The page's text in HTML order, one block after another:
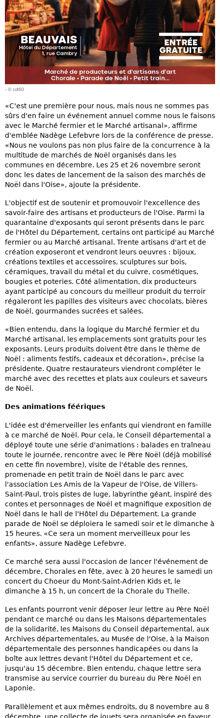
- © cd60
«C'est une première pour nous, mais nous ne sommes pas
sûrs d'en faire un événement annuel comme nous le faisons
avec le Marché fermier et le Marché artisanal», affirme
d'emblée Nadège Lefebvre lors de la conférence de presse.
«Nous ne voulons pas non plus faire de la concurrence à la
multitude de marchés de Noël organisés dans les
communes en décembre. Les 25 et 26 novembre seront
donc les dates de lancement de la saison des marchés de
Noël dans l'Oise», ajoute la présidente.
L'objectif est de soutenir et promouvoir l'excellence des
savoir-faire des artisans et producteurs de l'Oise. Parmi la
quarantaine d'exposants qui seront présents dans le parc
de l'Hôtel du Département, certains ont participé au Marché
fermier ou au Marché artisanal. Trente artisans d'art et de
création exposeront et vendront leurs oeuvres : bijoux,
créations textiles et accessoires, sculptures sur bois,
céramiques, travail du métal et du cuivre, cosmétiques,
bougies et poteries. Côté alimentation, dix producteurs
ayant participé au concours du meilleur produit du terroir
régaleront les papilles des visiteurs avec chocolats, bières
de Noël, gourmandes sucrées et salées.
«Bien entendu, dans la logique du Marché fermier et du
Marché artisanal, les emplacements sont gratuits pour les
exposants. Leurs produits doivent être dans le thème de
Noël : aliments festifs, cadeaux et décoration», précise la
présidente. Quatre restaurateurs viendront compléter le
marché avec des recettes et plats aux couleurs et saveurs
de Noël.
Des animations féériques
L'idée est d'émerveiller les enfants qui viendront en famille
à ce marché de Noël. Pour cela, le Conseil départemental a
déployé toute une série d'animations : balades en traîneau
toute le journée, rencontre avec le Père Noël (déjà mobilisé
en cette fin novembre), visite de l'étable des rennes,
promenade en petit train de Noël dans le parc avec
l'association Les Amis de la Vapeur de l'Oise, de Villers-
Saint-Paul, trois pistes de luge, labyrinthe géant, inspiré des
contes et personnages de Noël et magnifique exposition de
Noël dans le hall de l'Hôtel du Département. La grande
parade de Noël se déploiera le samedi soir et le dimanche à
15 heures. «Ce sera un moment merveilleux pour les
enfants», assure Nadège Lefebvre.
Ce marché sera aussi l'occasion de lancer l'événement de
décembre, Chorales en fête, avec à 20 heures le samedi un
concert du Choeur du Mont-Saint-Adrien Kids et, le
dimanche à 15 h, un concert de la Chorale du Thelle.
Les enfants pourront venir déposer leur lettre au Père Noël
pendant ce marché ou dans les Maisons départementales
de la solidarité, les Maisons du Conseil départemental, aux
Archives départementales, au Musée de l'Oise, à la Maison
départementale des personnes handicapées ou dans la
boîte aux lettres devant l'Hôtel du Département et ce,
jusqu'au 15 décembre. Bien entendu, chaque lettre sera
transmise au service courrier du bureau du Père Noël en
Laponie.
Parallèlement et aux mêmes endroits, du 8 novembre au 8
décembre, une collecte de jouets sera organisée en faveur